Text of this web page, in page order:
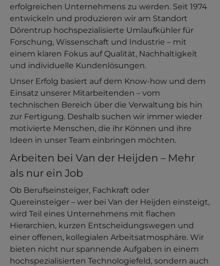
erfolgreichen Unternehmens zu werden. Seit 1974
entwickeln und produzieren wir am Standort
Dörentrup hochspezialisierte Umlaufkühler für
Forschung, Wissenschaft und Industrie – mit
einem klaren Fokus auf Qualität, Nachhaltigkeit
und individuelle Kundenlösungen.
Unser Erfolg basiert auf dem Know-how und dem
Einsatz unserer Mitarbeitenden – vom
technischen Bereich über die Verwaltung bis hin
zur Fertigung. Deshalb suchen wir immer wieder
motivierte Menschen, die ihr Können und ihre
Ideen in unser Team einbringen möchten.
Arbeiten bei Van der Heijden – Mehr
als nur ein Job
Ob Berufseinsteiger, Fachkraft oder
Quereinsteiger – wer bei Van der Heijden einsteigt,
wird Teil eines Unternehmens mit flachen
Hierarchien, kurzen Entscheidungswegen und
einer offenen, kollegialen Arbeitsatmosphäre. Wir
bieten nicht nur spannende Aufgaben in einem
hochspezialisierten Technologiefeld, sondern auch